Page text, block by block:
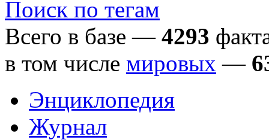
Поиск по тегам
Всего в базе — 4293
в том числе мировых —
Энциклопедия
Журнал